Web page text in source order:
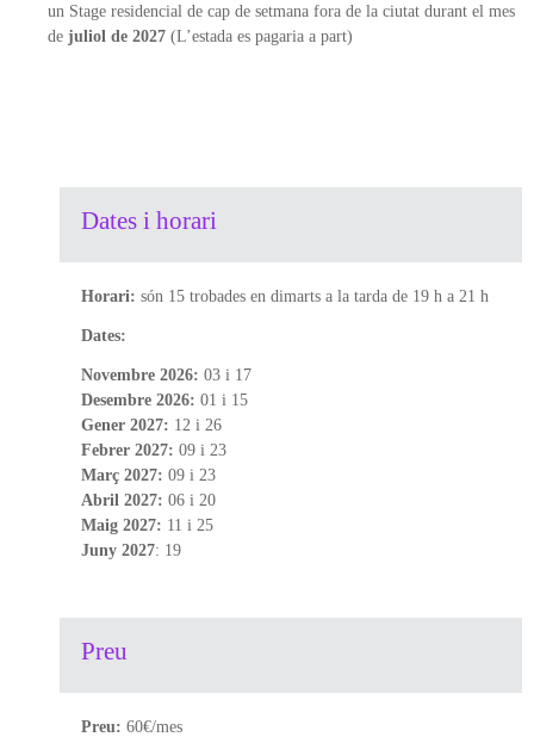
un Stage residencial de cap de setmana fora de la ciutat durant el mes
de juliol de 2027 (L’estada es pagaria a part)
Dates i horari
Horari: són 15 trobades en dimarts a la tarda de 19 h a 21 h
Dates:
Novembre 2026: 03 i 17
Desembre 2026: 01 i 15
Gener 2027: 12 i 26
Febrer 2027: 09 i 23
Març 2027: 09 i 23
Abril 2027: 06 i 20
Maig 2027: 11 i 25
Juny 2027: 19
Preu
Preu: 60€/mes